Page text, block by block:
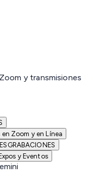
y transmisiones
en Zoom y en Línea
GRABACIONES
y Eventos